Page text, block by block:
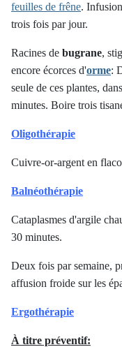
feuilles de frêne.
trois fois par jour.
Racines de bugrane,
encore écorces d'orme:
seule de ces plantes,
minutes. Boire trois
Oligothérapie
Cuivre-or-argent en
Balnéothérapie
Cataplasmes d'argile
30 minutes.
Deux fois par semaine,
affusion froide sur les
Ergothérapie
À titre préventif: